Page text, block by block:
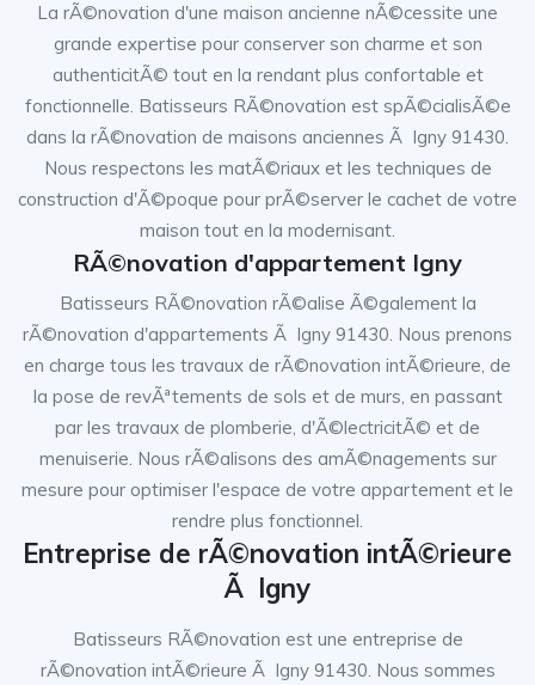
La rÃ©novation d'une maison ancienne nÃ©cessite une
grande expertise pour conserver son charme et son
authenticitÃ© tout en la rendant plus confortable et
fonctionnelle. Batisseurs RÃ©novation est spÃ©cialisÃ©e
dans la rÃ©novation de maisons anciennes Ã Igny 91430.
Nous respectons les matÃ©riaux et les techniques de
construction d'Ã©poque pour prÃ©server le cachet de votre
maison tout en la modernisant.
RÃ©novation d'appartement Igny
Batisseurs RÃ©novation rÃ©alise Ã©galement la
rÃ©novation d'appartements Ã Igny 91430. Nous prenons
en charge tous les travaux de rÃ©novation intÃ©rieure, de
la pose de revÃªtements de sols et de murs, en passant
par les travaux de plomberie, d'Ã©lectricitÃ© et de
menuiserie. Nous rÃ©alisons des amÃ©nagements sur
mesure pour optimiser l'espace de votre appartement et le
rendre plus fonctionnel.
Entreprise de rÃ©novation intÃ©rieure
Ã Igny
Batisseurs RÃ©novation est une entreprise de
rÃ©novation intÃ©rieure Ã Igny 91430. Nous sommes